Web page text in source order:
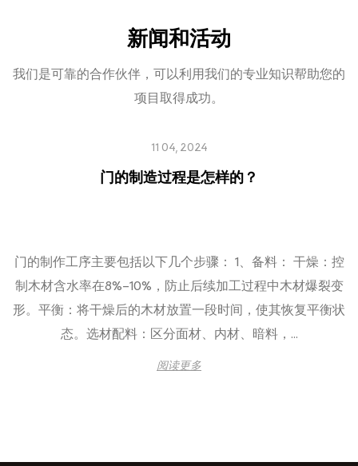
新闻和活动
我们是可靠的合作伙伴，可以利用我们的专业知识帮助您的
项目取得成功。
11 04, 2024
门的制造过程是怎样的？
门的制作工序主要包括以下几个步骤： 1、备料： 干燥：控
制木材含水率在8%-10%，防止后续加工过程中木材爆裂变
形。平衡：将干燥后的木材放置一段时间，使其恢复平衡状
态。选材配料：区分面材、内材、暗料，...
阅读更多